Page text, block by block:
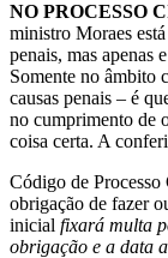
NO PROCESSO
ministro Moraes
penais, mas apenas
Somente no âmbito
causas penais – é
no cumprimento de
coisa certa. A
Código de
obrigação de fazer
inicial fixará multa
obrigação e a data